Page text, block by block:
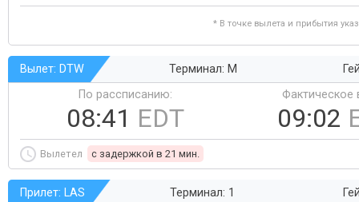
* В точке вылета и прибытия
Вылет: DTW Терминал: M
По рассписанию:
08:41 EDT
Фактическое
09:02
Вылетел c задержкой в 21 мин.
Прилет: LAS Терминал: 1